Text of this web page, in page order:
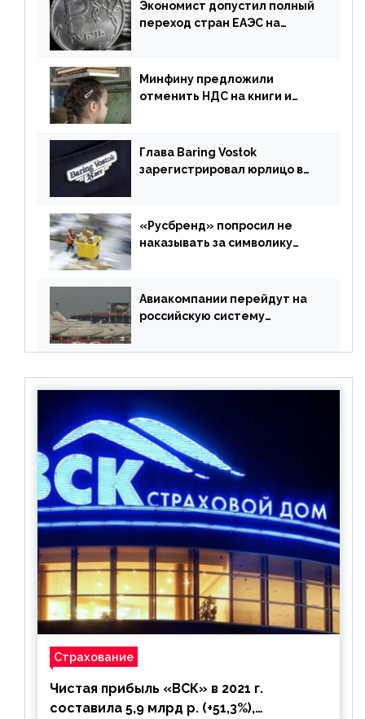
Экономист допустил полный
переход стран ЕАЭС на
Минфину предложили
отменить НДС на книги и
Глава Baring Vostok
зарегистрировал юрлицо в
«Русбренд» попросил не
наказывать за символику
Авиакомпании перейдут на
российскую систему
Страхование
Чистая прибыль «ВСК» в 2021 г.
составила 5,9 млрд р. (+51,3%),